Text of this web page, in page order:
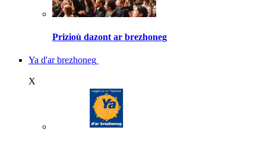
Prizioù dazont ar brezhoneg
Ya d'ar brezhoneg
X